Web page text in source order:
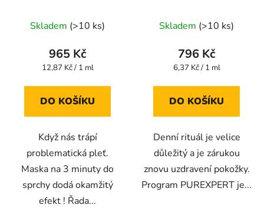
PURIFYING MASK -
ČISTÍCÍ EXFOLIAČNÍ
Skladem (>10 ks)
965 Kč
Měrná
12,87 Kč / 1 ml
DO KOŠÍKU
Když nás trápí
problematická pleť.
Maska na 3 minuty do
sprchy dodá okamžitý
efekt ! Řada...
MATTIFYING FOAM -
ČISTÍCÍ MATUJÍCÍ
MASTNÁ pleť AKNÉ
Skladem (>10 ks)
796 Kč
Měrná
6,37 Kč / 1 ml
DO KOŠÍKU
Denní rituál je velice
důležitý a je zárukou
znovu uzdravení pokožky.
Program PUREXPERT je...